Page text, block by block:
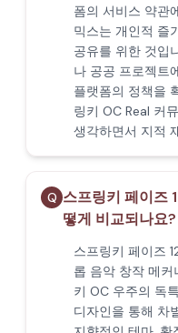
폼의 서비스 약관
믹스는 개인적 즐
공유를 위한 것입
나 공공 프로젝트
플랫폼의 정책을
링키 OC Real 커
생각하면서 지적
Q 스프링키 페이즈
떻게 비교되나요?
스프링키 페이즈
롭 음악 창작 메
키 OC 우주의 독
디자인을 통해 차